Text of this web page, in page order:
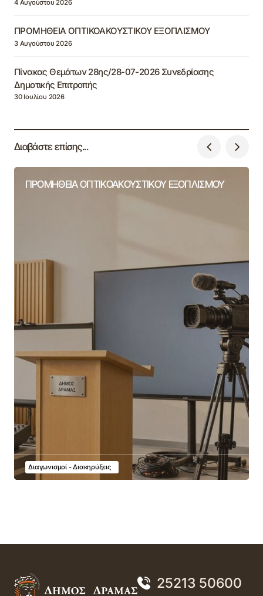
4 Αυγούστου 2026
ΠΡΟΜΗΘΕΙΑ ΟΠΤΙΚΟΑΚΟΥΣΤΙΚΟΥ ΕΞΟΠΛΙΣΜΟΥ
3 Αυγούστου 2026
Πίνακας Θεμάτων 28ης/28-07-2026 Συνεδρίασης
Δημοτικής Επιτροπής
30 Ιουλίου 2026
Διαβάστε επίσης...
ΠΡΟΜΗΘΕΙΑ ΟΠΤΙΚΟΑΚΟΥΣΤΙΚΟΥ ΕΞΟΠΛΙΣΜΟΥ
Διαγωνισμοί - Διακηρύξεις
25213 50600